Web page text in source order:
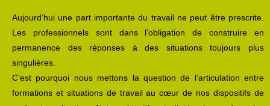
Aujourd’hui une part importante du travail ne peut être prescrite.
Les professionnels sont dans l’obligation de construire en
permanence des réponses à des situations toujours plus
singulières.
C’est pourquoi nous mettons la question de l’articulation entre
formations et situations de travail au cœur de nos dispositifs de